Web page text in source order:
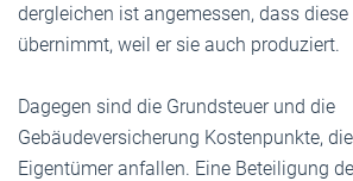
dergleichen ist angemessen, dass
übernimmt, weil er sie auch produziert.
Dagegen sind die Grundsteuer und die
Gebäudeversicherung Kostenpunkte,
Eigentümer anfallen. Eine Beteiligung